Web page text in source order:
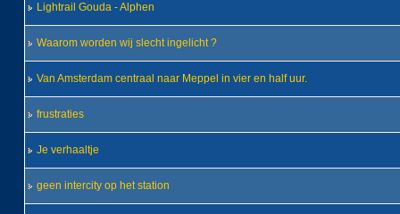
Lightrail Gouda - Alphen
Waarom worden wij slecht ingelicht ?
Van Amsterdam centraal naar Meppel in vier en half uur.
frustraties
Je verhaaltje
geen intercity op het station